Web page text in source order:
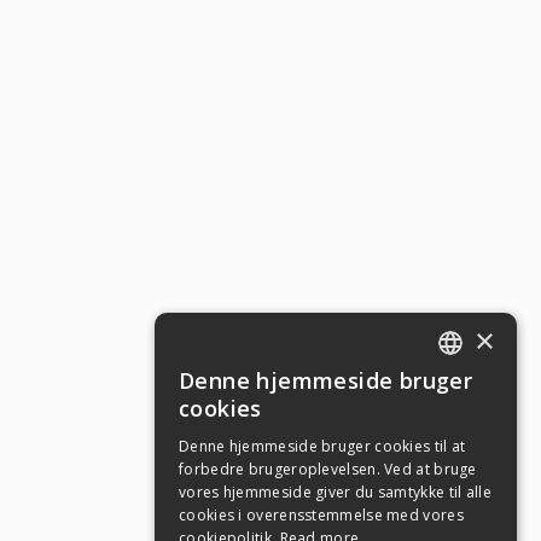
ENGLISH
NORWEGIAN
DANISH
×
Denne hjemmeside bruger
cookies
Denne hjemmeside bruger cookies til at
forbedre brugeroplevelsen. Ved at bruge
vores hjemmeside giver du samtykke til alle
cookies i overensstemmelse med vores